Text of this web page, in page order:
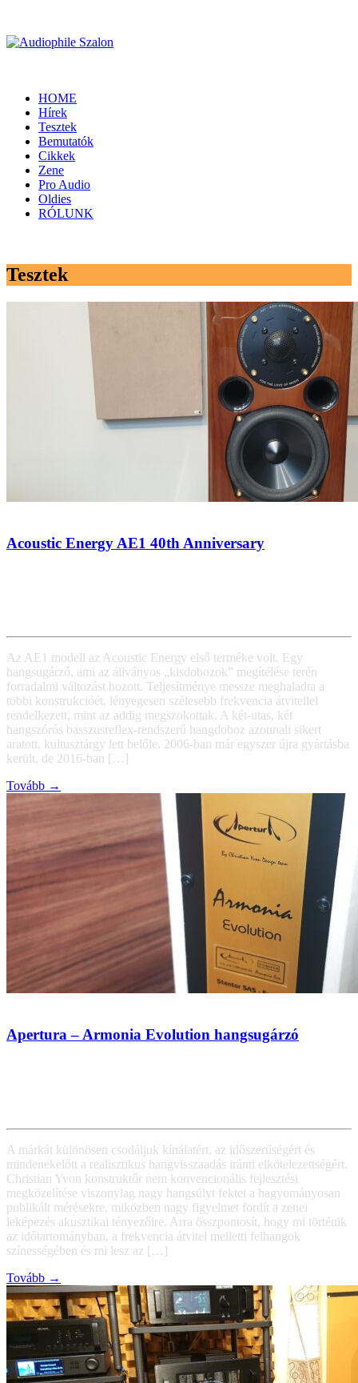
HOME
Hírek
Tesztek
Bemutatók
Cikkek
Zene
Pro Audio
Oldies
RÓLUNK
Tesztek
Acoustic Energy AE1 40th Anniversary
Az AE1 modell az Acoustic Energy első terméke volt. Egy
hangsugárzó, ami az állványos „kisdobozok” megítélése terén
forradalmi változást hozott. Teljesítménye messze meghaladta a
többi konstrukcióét, lényegesen szélesebb frekvencia átvitellel
rendelkezett, mint az addig megszokottak. A két-utas, két
hangszórós basszusreflex-rendszerű hangdoboz azonnali sikert
aratott, kultusztárgy lett belőle. 2006-ban már egyszer újra gyártásba
került, de 2016-ban […]
Tovább →
Apertura – Armonia Evolution hangsugárzó
A márkát különösen csodáljuk kínálatért, az időszerűségért és
mindenekelőtt a realisztikus hangvisszaadás iránti elkötelezettségért.
Christian Yvon konstruktőr nem konvencionális fejlesztési
megközelítése viszonylag nagy hangsúlyt fektet a hagyományosan
publikált mérésekre, miközben nagy figyelmet fordít a zenei
leképezés akusztikai tényezőire. Arra összpontosít, hogy mi történik
az időtartományban, a frekvencia átvitel melletti felhangok
színességében és mi lesz az […]
Tovább →